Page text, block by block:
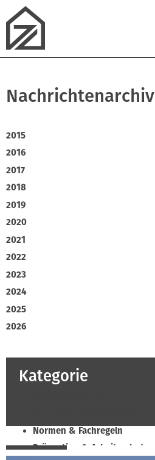
Nachrichtenarchiv
2015
2016
2017
2018
2019
2020
2021
2022
2023
2024
2025
2026
Kategorie
Normen & Fachregeln
Prävention & Arbeitsschutz